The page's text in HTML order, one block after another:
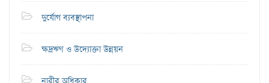
দুর্যোগ ব্যবস্থাপনা
ক্ষদ্রঋণ ও উদ্যোক্তা উন্নয়ন